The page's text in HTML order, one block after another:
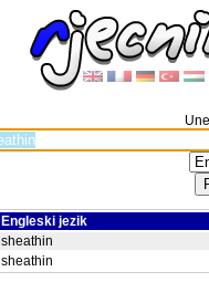
Engleski jezik
sheathin
sheathin